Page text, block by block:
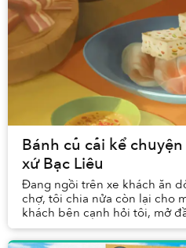
Bánh củ cải kể
xứ Bạc Liêu
Đang ngồi trên xe khách ăn
chợ, tôi chia nửa còn lại cho
khách bên cạnh hỏi tôi, mở
chuyện rôm rả trong suốt